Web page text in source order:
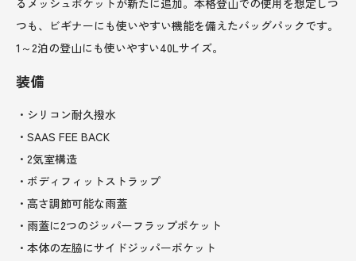
るメッシュポケットが新たに追加。本格登山での使用を想定しつ
つも、ビギナーにも使いやすい機能を備えたバッグパックです。
1～2泊の登山にも使いやすい40Lサイズ。
装備
・シリコン耐久撥水
・SAAS FEE BACK
・2気室構造
・ボディフィットストラップ
・高さ調節可能な雨蓋
・雨蓋に2つのジッパーフラップポケット
・本体の左脇にサイドジッパーポケット